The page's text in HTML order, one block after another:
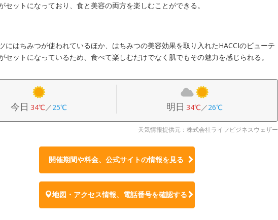
セットになっており、食と美容の両方を楽しむことができる。
にはちみつが使われているほか、はちみつの美容効果を取り入れたHACCIのビューテ
セットになっているため、食べて楽しむだけでなく肌でもその魅力を感じられる。
今日 34℃／25℃ 明日 34℃／26℃
天気情報提供元：株式会社ライフビジネスウェザー
開催期間や料金、公式サイトの情報を見る
地図・アクセス情報、電話番号を確認する